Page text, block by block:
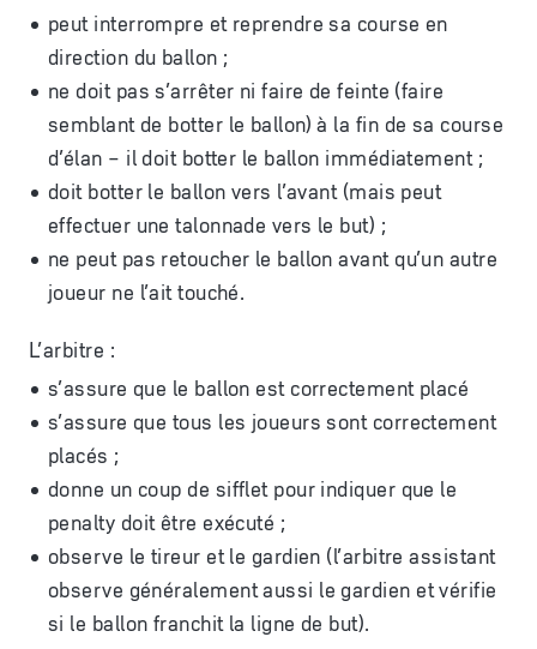
peut interrompre et reprendre sa course en
direction du ballon ;
ne doit pas s’arrêter ni faire de feinte (faire
semblant de botter le ballon) à la fin de sa course
d’élan – il doit botter le ballon immédiatement ;
doit botter le ballon vers l’avant (mais peut
effectuer une talonnade vers le but) ;
ne peut pas retoucher le ballon avant qu’un autre
joueur ne l’ait touché.
L’arbitre :
s’assure que le ballon est correctement placé
s’assure que tous les joueurs sont correctement
placés ;
donne un coup de sifflet pour indiquer que le
penalty doit être exécuté ;
observe le tireur et le gardien (l’arbitre assistant
observe généralement aussi le gardien et vérifie
si le ballon franchit la ligne de but).